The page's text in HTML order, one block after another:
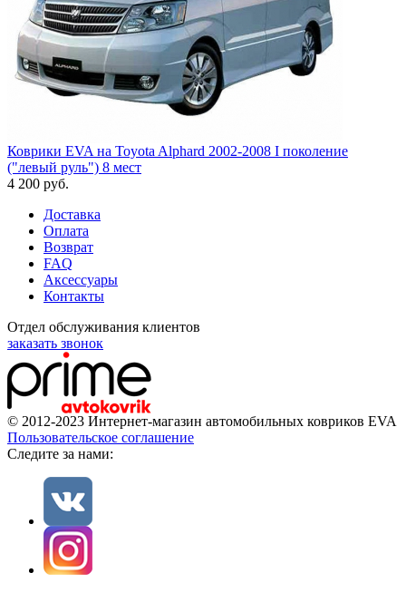
Коврики EVA на Toyota Alphard 2002-2008 I поколение
("левый руль") 8 мест
4 200 руб.
Доставка
Оплата
Возврат
FAQ
Аксессуары
Контакты
Отдел обслуживания клиентов
заказать звонок
© 2012-2023 Интернет-магазин автомобильных ковриков EVA
Пользовательское соглашение
Cледите за нами: